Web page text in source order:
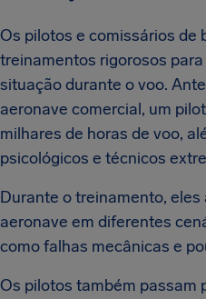
Os pilotos e comissários de
treinamentos rigorosos
situação durante o voo.
aeronave comercial, um
milhares de horas de voo,
psicológicos e técnicos
Durante o treinamento,
aeronave em diferentes
como falhas mecânicas e
Os pilotos também passam